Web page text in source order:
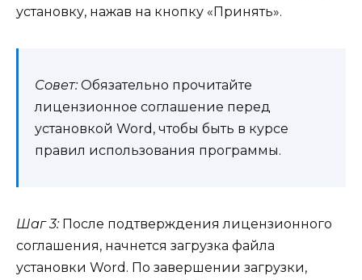
установку, нажав на кнопку «Принять».
Совет:Обязательно прочитайте
лицензионное соглашение перед
установкой Word, чтобы быть в курсе
правил использования программы.
Шаг 3:После подтверждения лицензионного
соглашения, начнется загрузка файла
установки Word. По завершении загрузки,